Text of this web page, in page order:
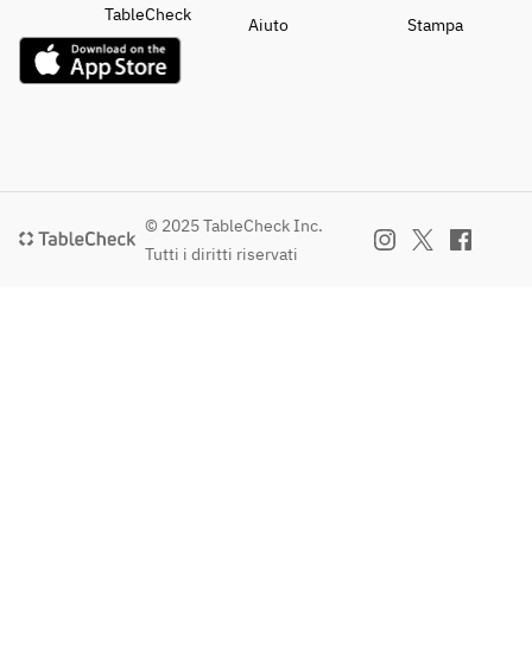
TableCheck
Aiuto
Stampa
© 2025 TableCheck Inc.
Tutti i diritti riservati